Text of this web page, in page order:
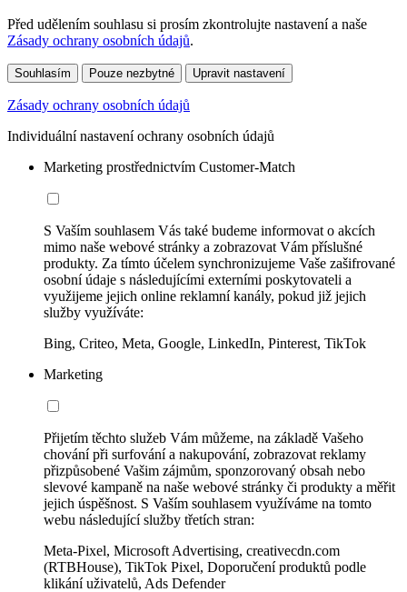
Před udělením souhlasu si prosím zkontrolujte nastavení a naše
Zásady ochrany osobních údajů.
Souhlasím Pouze nezbytné Upravit nastavení
Zásady ochrany osobních údajů
Individuální nastavení ochrany osobních údajů
Marketing prostřednictvím Customer-Match
S Vaším souhlasem Vás také budeme informovat o akcích
mimo naše webové stránky a zobrazovat Vám příslušné
produkty. Za tímto účelem synchronizujeme Vaše zašifrované
osobní údaje s následujícími externími poskytovateli a
využijeme jejich online reklamní kanály, pokud již jejich
služby využíváte:
Bing, Criteo, Meta, Google, LinkedIn, Pinterest, TikTok
Marketing
Přijetím těchto služeb Vám můžeme, na základě Vašeho
chování při surfování a nakupování, zobrazovat reklamy
přizpůsobené Vašim zájmům, sponzorovaný obsah nebo
slevové kampaně na naše webové stránky či produkty a měřit
jejich úspěšnost. S Vaším souhlasem využíváme na tomto
webu následující služby třetích stran:
Meta-Pixel, Microsoft Advertising, creativecdn.com
(RTBHouse), TikTok Pixel, Doporučení produktů podle
klikání uživatelů, Ads Defender